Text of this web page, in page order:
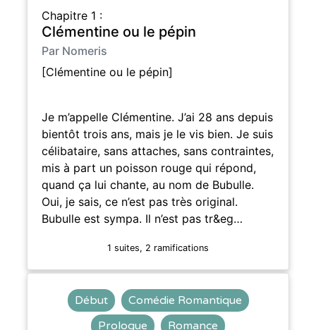
Chapitre 1 :
Clémentine ou le pépin
Par Nomeris
[Clémentine ou le pépin]
Je m’appelle Clémentine. J’ai 28 ans depuis
bientôt trois ans, mais je le vis bien. Je suis
célibataire, sans attaches, sans contraintes,
mis à part un poisson rouge qui répond,
quand ça lui chante, au nom de Bubulle.
Oui, je sais, ce n’est pas très original.
Bubulle est sympa. Il n’est pas tr&eg…
1 suites, 2 ramifications
Début
Comédie Romantique
Prologue
Romance